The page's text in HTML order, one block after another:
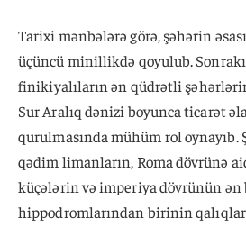
Tarixi mənbələrə görə, şəhərin
üçüncü minillikdə qoyulub.
finikiyalıların ən qüdrətli
Sur Aralıq dənizi boyunca ticarət
qurulmasında mühüm rol oynayıb.
qədim limanların, Roma dövrünə
küçələrin və imperiya dövrünün ən
hippodromlarından birinin